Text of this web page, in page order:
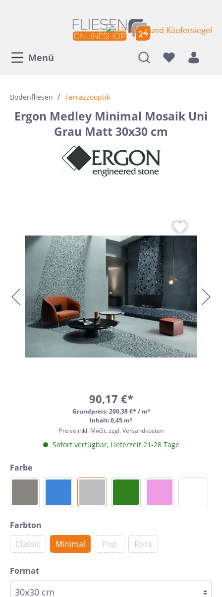
Menü
Bodenfliesen / Terrazzooptik
Ergon Medley Minimal Mosaik Uni
Grau Matt 30x30 cm
90,17 €*
Grundpreis:200,38 €* / m²
Inhalt: 0,45 m²
Preise inkl. MwSt. zzgl. Versandkosten
Sofort verfügbar, Lieferzeit 21-28 Tage
Farbe
Farbton
Classic
Minimal Pop Rock
Format